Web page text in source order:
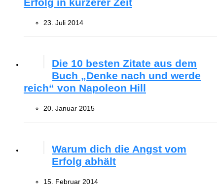
23. Juli 2014
Die 10 besten Zitate aus dem
Buch „Denke nach und werde
reich“ von Napoleon Hill
20. Januar 2015
Warum dich die Angst vom
Erfolg abhält
15. Februar 2014